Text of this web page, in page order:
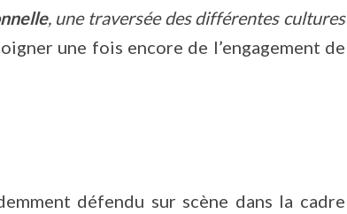
, une traversée des différentes cultures
une fois encore de l’engagement de
défendu sur scène dans la cadre